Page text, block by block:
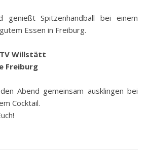
genießt Spitzenhandball bei einem
Essen in Freiburg.
TV Willstätt
Freiburg
Abend gemeinsam ausklingen bei
Cocktail.